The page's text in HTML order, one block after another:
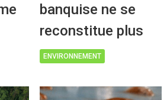
banquise ne se
reconstitue plus
ENVIRONNEMENT